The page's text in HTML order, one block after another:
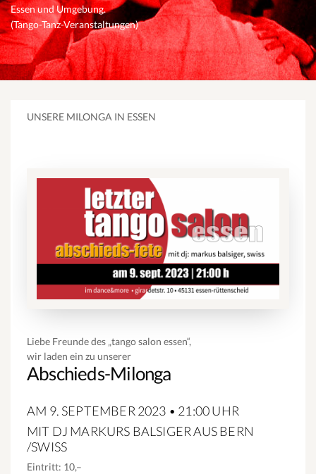
Essen und Umgebung.
(Tango-Tanz-Veranstaltungen)
UNSERE MILONGA IN ESSEN
Liebe Freunde des „tango salon essen“,
wir laden ein zu unserer
Abschieds-Milonga
AM 9. SEPTEMBER 2023 • 21:00 UHR
MIT DJ MARKURS BALSIGER AUS BERN
/SWISS
Eintritt: 10,–